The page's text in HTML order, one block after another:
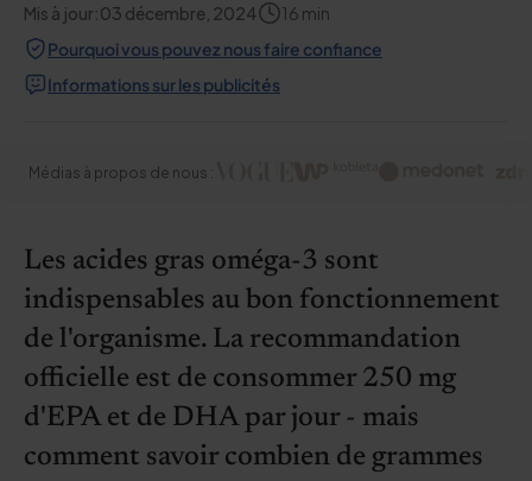
Mis à jour:03 décembre, 2024 16 min
Pourquoi vous pouvez nous faire confiance
Informations sur les publicités
Médias à propos de nous :
Les acides gras oméga-3 sont
indispensables au bon fonctionnement
de l'organisme. La recommandation
officielle est de consommer 250 mg
d'EPA et de DHA par jour - mais
comment savoir combien de grammes